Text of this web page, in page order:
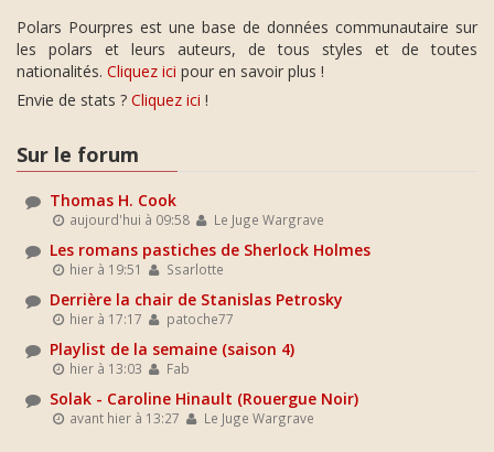
Polars Pourpres est une base de données communautaire sur
les polars et leurs auteurs, de tous styles et de toutes
nationalités. Cliquez ici pour en savoir plus !
Envie de stats ? Cliquez ici !
Sur le forum
Thomas H. Cook
aujourd'hui à 09:58 Le Juge Wargrave
Les romans pastiches de Sherlock Holmes
hier à 19:51 Ssarlotte
Derrière la chair de Stanislas Petrosky
hier à 17:17 patoche77
Playlist de la semaine (saison 4)
hier à 13:03 Fab
Solak - Caroline Hinault (Rouergue Noir)
avant hier à 13:27 Le Juge Wargrave